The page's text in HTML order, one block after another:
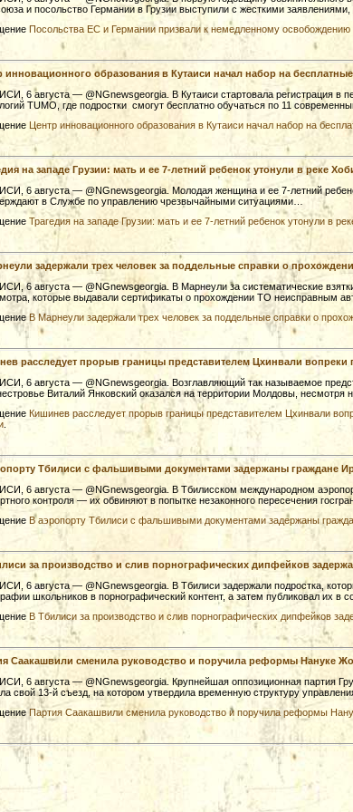
и посольство Германии в Грузии выступили с жесткими
Посольства ЕС и Германии призвали к немедленному
инновационного образования в Кутаиси начал набор на
6 августа — @NGnewsgeorgia. В Кутаиси стартовала регистрация в
TUMO, где подростки смогут бесплатно обучаться по 11
Центр инновационного образования в Кутаиси начал набор на
на западе Грузии: мать и ее 7-летний ребенок утонули в реке
6 августа — @NGnewsgeorgia. Молодая женщина и ее 7-летний
в Службе по управлению чрезвычайными ситуациями…
Трагедия на западе Грузии: мать и ее 7-летний ребенок утонули в
задержали трех человек за поддельные справки о
6 августа — @NGnewsgeorgia. В Марнеули за систематические
которые выдавали сертификаты о прохождении ТО неисправным
В Марнеули задержали трех человек за поддельные справки о
расследует прорыв границы представителем Цхинвали вопреки
6 августа — @NGnewsgeorgia. Возглавляющий так называемое
Виталий Янковский оказался на территории Молдовы,
Кишинев расследует прорыв границы представителем Цхинвали
Тбилиси с фальшивыми документами задержаны граждане
6 августа — @NGnewsgeorgia. В Тбилисском международном
контроля — их обвиняют в попытке незаконного пересечения
В аэропорту Тбилиси с фальшивыми документами задержаны
за производство и слив порнографических дипфейков
6 августа — @NGnewsgeorgia. В Тбилиси задержали подростка,
школьников в порнографический контент, а затем публиковал их в
В Тбилиси за производство и слив порнографических дипфейков
Саакашвили сменила руководство и поручила реформы Нануке
6 августа — @NGnewsgeorgia. Крупнейшая оппозиционная партия
свой 13-й съезд, на котором утвердила временную структуру
Партия Саакашвили сменила руководство и поручила реформы